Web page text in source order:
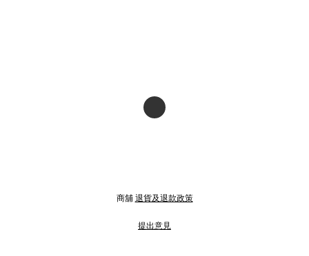
商舖 退貨及退款政策
提出意見